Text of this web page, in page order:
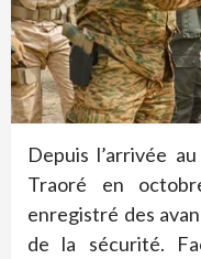
Depuis l’arrivée
Traoré en
enregistré des
de la sécurité.